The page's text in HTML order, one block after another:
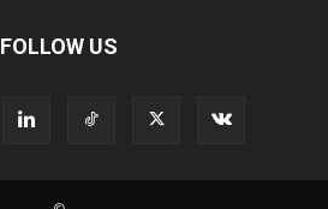
FOLLOW US